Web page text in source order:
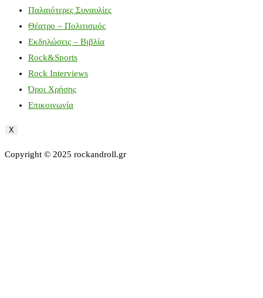
Παλαιότερες Συναυλίες
Θέατρο – Πολιτισμός
Εκδηλώσεις – Βιβλία
Rock&Sports
Rock Interviews
Όροι Χρήσης
Επικοινωνία
X
Copyright © 2025 rockandroll.gr